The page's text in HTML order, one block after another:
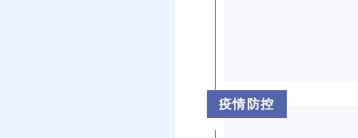
疫情防控